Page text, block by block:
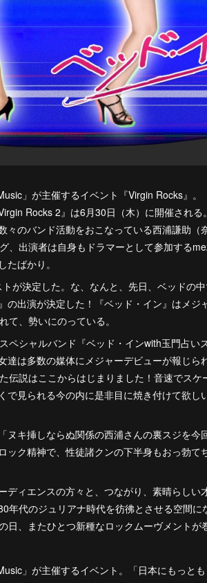
」が主催するイベント『Virgin Rocks』
Rocks 2』は6月30日（木）に開催される
々のバンド活動をおこなっている西浦謙助（
出演者は自身もドラマーとして参加する
ばかり。
が決定した。な、なんと、先日、ベッドの
の出演が決定した！『ベッド・イン』はメジ
て、勢いにのっている。
ペシャルバンド『ベッド・インwith玉門占い
達は多数の媒体にメジャーデビューが報じら
伝説はここからはじまりました！音速でス
で見られる今の内に是非目に焼き付けて欲し
キ挿しならぬ関係の西浦さんの裏スジを今
ク精神で、性徒諸クンの下半身もおっ勃て
ィエンスの方々と、つながり、素晴らしい
年代のジュリアナ時代を彷彿とさせる空間に
、またひとつ新種なロックムーヴメントが
」が主催するイベント。「日本にもっと